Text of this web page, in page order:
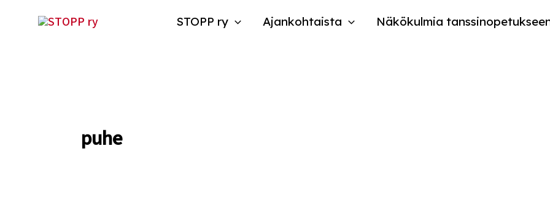
sisältöön
STOPP ry Ajankohtaista Näkökulmia
puhe